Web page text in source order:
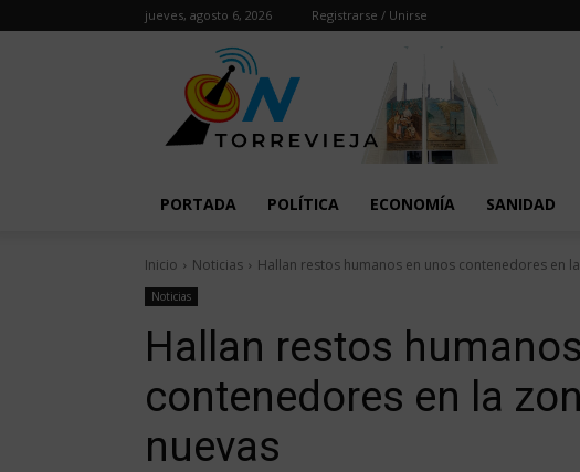
jueves, agosto 6, 2026 Registrarse / Unirse
PORTADA POLÍTICA ECONOMÍA SANIDAD
Inicio Noticias Hallan restos humanos en unos contenedores en
Noticias
Hallan restos
contenedores en la
nuevas